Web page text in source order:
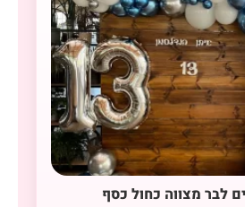
לבר מצווה כחול כסף